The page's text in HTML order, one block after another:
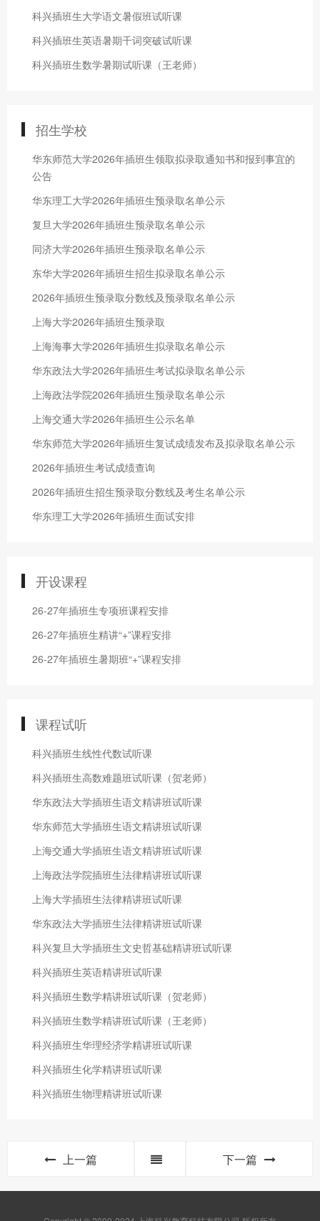
科兴插班生大学语文暑假班试听课
科兴插班生英语暑期千词突破试听课
科兴插班生数学暑期试听课（王老师）
招生学校
华东师范大学2026年插班生领取拟录取通知书和报到事宜的
公告
华东理工大学2026年插班生预录取名单公示
复旦大学2026年插班生预录取名单公示
同济大学2026年插班生预录取名单公示
东华大学2026年插班生招生拟录取名单公示
2026年插班生预录取分数线及预录取名单公示
上海大学2026年插班生预录取
上海海事大学2026年插班生拟录取名单公示
华东政法大学2026年插班生考试拟录取名单公示
上海政法学院2026年插班生预录取名单公示
上海交通大学2026年插班生公示名单
华东师范大学2026年插班生复试成绩发布及拟录取名单公示
2026年插班生考试成绩查询
2026年插班生招生预录取分数线及考生名单公示
华东理工大学2026年插班生面试安排
开设课程
26-27年插班生专项班课程安排
26-27年插班生精讲“+”课程安排
26-27年插班生暑期班“+”课程安排
课程试听
科兴插班生线性代数试听课
科兴插班生高数难题班试听课（贺老师）
华东政法大学插班生语文精讲班试听课
华东师范大学插班生语文精讲班试听课
上海交通大学插班生语文精讲班试听课
上海政法学院插班生法律精讲班试听课
上海大学插班生法律精讲班试听课
华东政法大学插班生法律精讲班试听课
科兴复旦大学插班生文史哲基础精讲班试听课
科兴插班生英语精讲班试听课
科兴插班生数学精讲班试听课（贺老师）
科兴插班生数学精讲班试听课（王老师）
科兴插班生华理经济学精讲班试听课
科兴插班生化学精讲班试听课
科兴插班生物理精讲班试听课
上一篇 下一篇